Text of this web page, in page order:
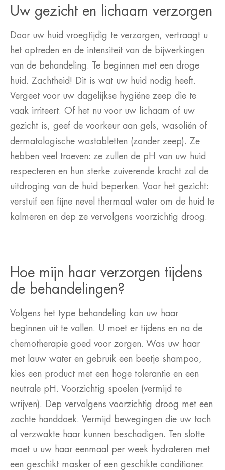
Uw gezicht en lichaam verzorgen
Door uw huid vroegtijdig te verzorgen, vertraagt u
het optreden en de intensiteit van de bijwerkingen
van de behandeling. Te beginnen met een droge
huid. Zachtheid! Dit is wat uw huid nodig heeft.
Vergeet voor uw dagelijkse hygiëne zeep die te
vaak irriteert. Of het nu voor uw lichaam of uw
gezicht is, geef de voorkeur aan gels, wasoliën of
dermatologische wastabletten (zonder zeep). Ze
hebben veel troeven: ze zullen de pH van uw huid
respecteren en hun sterke zuiverende kracht zal de
uitdroging van de huid beperken. Voor het gezicht:
verstuif een fijne nevel thermaal water om de huid te
kalmeren en dep ze vervolgens voorzichtig droog.
Hoe mijn haar verzorgen tijdens
de behandelingen?
Volgens het type behandeling kan uw haar
beginnen uit te vallen. U moet er tijdens en na de
chemotherapie goed voor zorgen. Was uw haar
met lauw water en gebruik een beetje shampoo,
kies een product met een hoge tolerantie en een
neutrale pH. Voorzichtig spoelen (vermijd te
wrijven). Dep vervolgens voorzichtig droog met een
zachte handdoek. Vermijd bewegingen die uw toch
al verzwakte haar kunnen beschadigen. Ten slotte
moet u uw haar eenmaal per week hydrateren met
een geschikt masker of een geschikte conditioner.